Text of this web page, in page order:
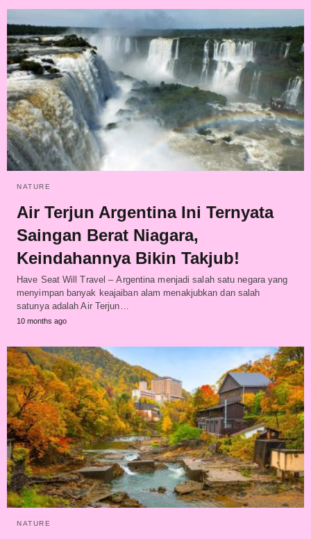
NATURE
Air Terjun Argentina Ini Ternyata
Saingan Berat Niagara,
Keindahannya Bikin Takjub!
Have Seat Will Travel – Argentina menjadi salah satu negara yang
menyimpan banyak keajaiban alam menakjubkan dan salah
satunya adalah Air Terjun…
10 months ago
NATURE